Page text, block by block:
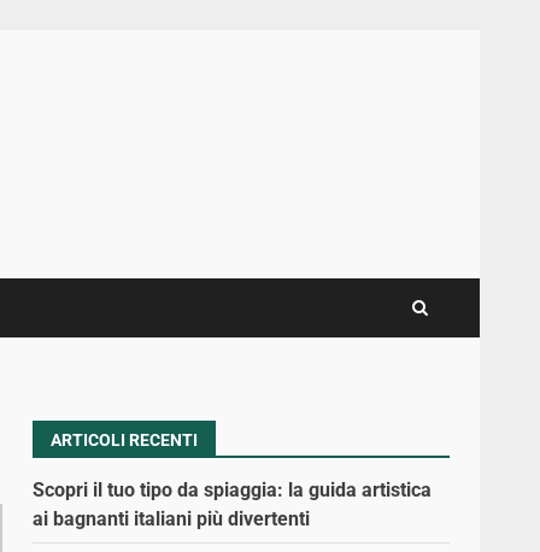
ARTICOLI RECENTI
Scopri il tuo tipo da spiaggia: la guida artistica
ai bagnanti italiani più divertenti